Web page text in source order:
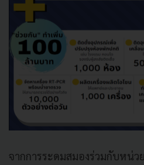
จากการระดมสมองร่วมกับหน่ว